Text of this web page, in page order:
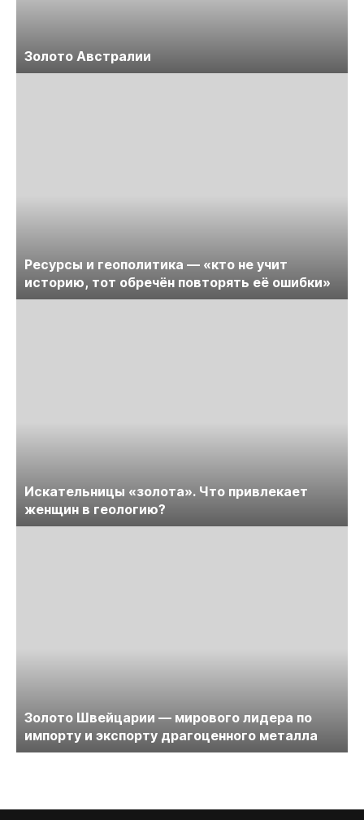
Золото Австралии
Ресурсы и геополитика — «кто не учит
историю, тот обречён повторять её ошибки»
Искательницы «золота». Что привлекает
женщин в геологию?
Золото Швейцарии — мирового лидера по
импорту и экспорту драгоценного металла